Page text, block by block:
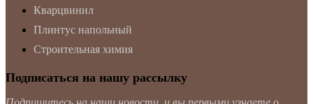
Кварцвинил
Плинтус напольный
Строительная химия
Подписаться на нашу рассылку